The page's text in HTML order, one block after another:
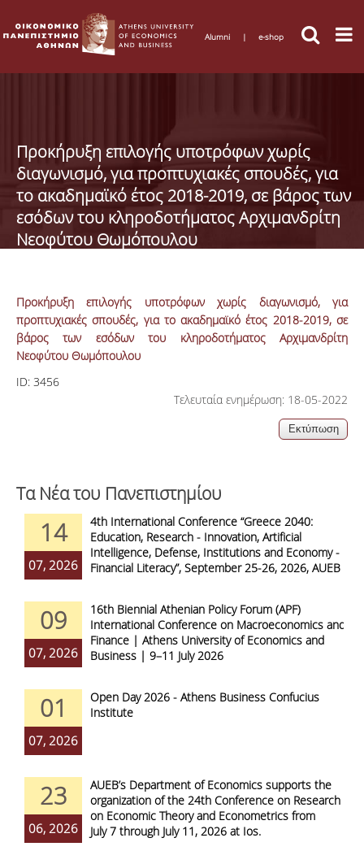
Alumni | e-shop
Προκήρυξη επιλογής υποτρόφων χωρίς
διαγωνισμό, για προπτυχιακές σπουδές, για
το ακαδημαϊκό έτος 2018-2019, σε βάρος των
εσόδων του κληροδοτήματος Αρχιμανδρίτη
Νεοφύτου Θωμόπουλου
Προκήρυξη επιλογής υποτρόφων χωρίς διαγωνισμό, για
προπτυχιακές σπουδές, για το ακαδημαϊκό έτος 2018-2019, σε
βάρος των εσόδων του κληροδοτήματος Αρχιμανδρίτη
Νεοφύτου Θωμόπουλου
ID: 3456
Τελευταία ενημέρωση: 18-05-2022
Τα Νέα του Πανεπιστημίου
14
07, 2026
4th International Conference “Greece 2040:
Education, Research - Innovation, Artificial
Intelligence, Defense, Institutions and Economy -
Financial Literacy”, September 25-26, 2026, AUEB
09
07, 2026
16th Biennial Athenian Policy Forum (APF)
International Conference on Macroeconomics and
Finance | Athens University of Economics and
Business | 9–11 July 2026
01
07, 2026
Open Day 2026 - Athens Business Confucius
Institute
23
06, 2026
AUEB’s Department of Economics supports the
organization of the 24th Conference on Research
on Economic Theory and Econometrics from
July 7 through July 11, 2026 at Ios.